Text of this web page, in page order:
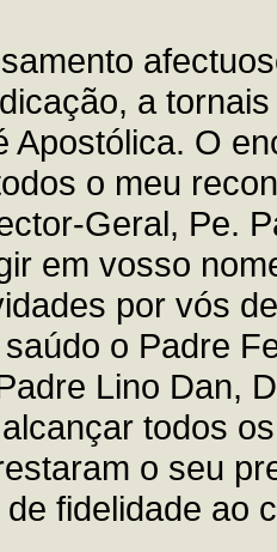
a
Apostólica. O
o meu
Geral, Pe.
em vosso
por vós
o Padre
Lino Dan,
todos
o seu
fidelidade ao